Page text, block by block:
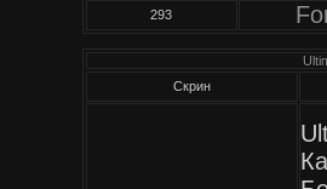
293
Скрин